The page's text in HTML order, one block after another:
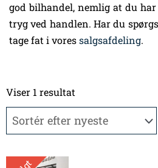
god bilhandel, nemlig at du
tryg ved handlen. Har du
tage fat i voressalgsafdeling.
Viser 1 resultat